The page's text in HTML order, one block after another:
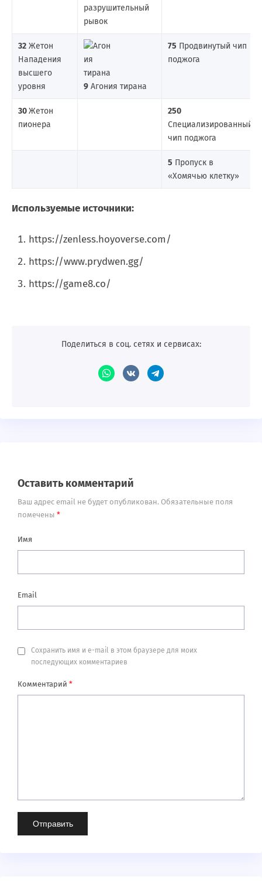
разрушительный
рывок
32Жетон
Нападения
высшего
уровня
9Агония тирана
75 Продвинутый чип
поджога
30Жетон
пионера
250
Специализированный
чип поджога
5 Пропуск в
«Хомячью клетку»
Используемые источники:
https://zenless.hoyoverse.com/
https://www.prydwen.gg/
https://game8.co/
Поделиться в соц. сетях и сервисах:
Оставить комментарий
Ваш адрес email не будет опубликован. Обязательные поля
помечены *
Имя
Email
Сохранить имя и e-mail в этом браузере для моих
последующих комментариев
Комментарий *